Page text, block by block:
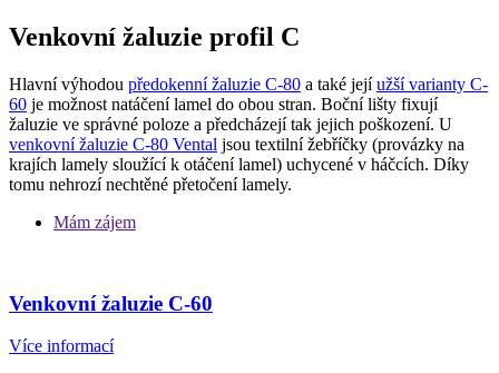
Venkovní žaluzie profil C
Hlavní výhodou předokenní žaluzie C-80 a také jejíužší varianty C-
60 je možnost natáčení lamel do obou stran. Boční lišty fixují
žaluzie ve správné poloze a předcházejí tak jejich poškození. U
venkovní žaluzie C-80 Vental jsou textilní žebříčky (provázky na
krajích lamely sloužící k otáčení lamel) uchycené v háčcích. Díky
tomu nehrozí nechtěné přetočení lamely.
Mám zájem
Venkovní žaluzie C-60
Více informací